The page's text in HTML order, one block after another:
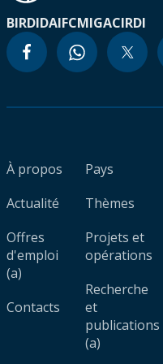
BIRDIDAIFCMIGACIRDI
À propos
Actualité
Offres
d'emploi
(a)
Contacts
Pays
Thèmes
Projets et
opérations
Recherche
et
publications
(a)